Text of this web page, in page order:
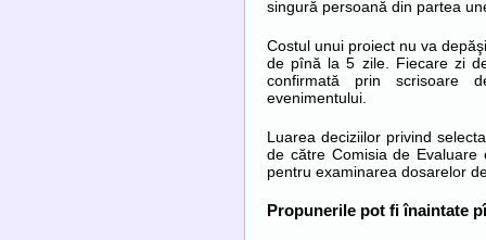
singură persoană din partea
Costul unui proiect nu va
de pînă la 5 zile. Fiecare zi
confirmată prin scrisoare
evenimentului.
Luarea deciziilor privind
de către Comisia de
pentru examinarea dosarelor
Propunerile pot fi înaintate